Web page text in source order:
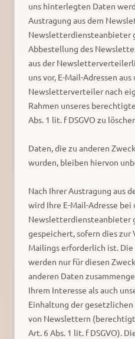
uns hinterlegten Daten
Austragung aus dem
Newsletterdiensteanbieter
Abbestellung des
aus der
uns vor, E-Mail-Adressen aus
Newsletterverteiler nach
Rahmen unseres
Abs. 1 lit. f DSGVO zu
Daten, die zu anderen
wurden, bleiben hiervon
Nach Ihrer Austragung aus
wird Ihre E-Mail-Adresse bei
Newsletterdiensteanbieter
gespeichert, sofern dies
Mailings erforderlich ist.
werden nur für diesen
anderen Daten
Ihrem Interesse als auch
Einhaltung der gesetzlichen
von Newslettern
Art. 6 Abs. 1 lit. f DSGVO).